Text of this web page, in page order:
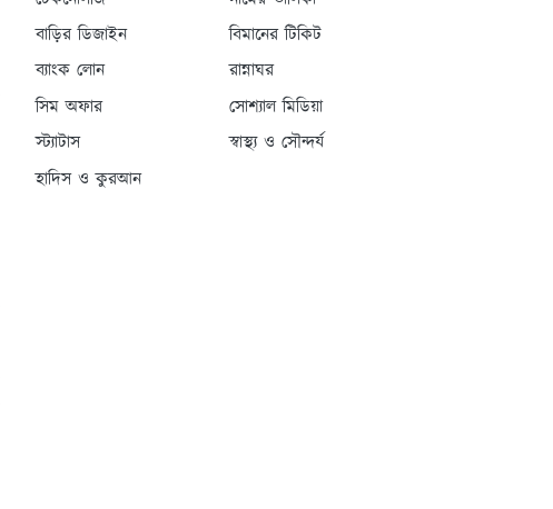
বাড়ির ডিজাইন
বিমানের টিকিট
ব্যাংক লোন
রান্নাঘর
সিম অফার
সোশ্যাল মিডিয়া
স্ট্যাটাস
স্বাস্থ্য ও সৌন্দর্য
হাদিস ও কুরআন